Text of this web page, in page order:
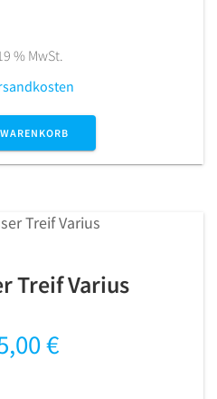
% MwSt.
Treif Varius
€